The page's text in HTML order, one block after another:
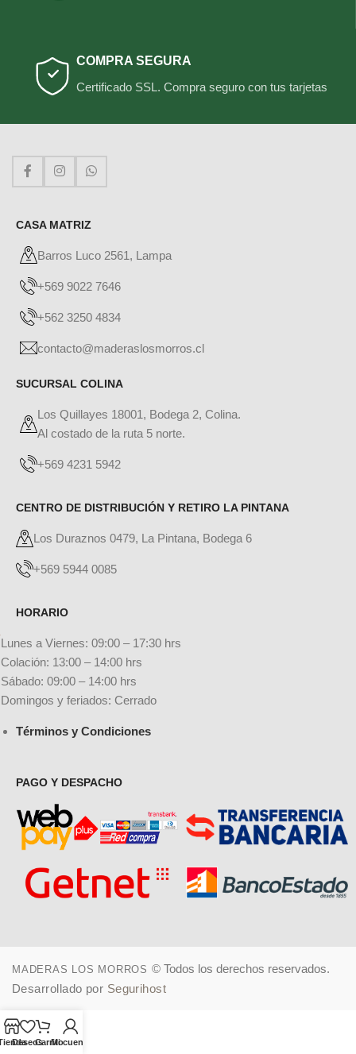
COMPRA SEGURA
Certificado SSL. Compra seguro con tus tarjetas
CASA MATRIZ
Barros Luco 2561, Lampa
+569 9022 7646
+562 3250 4834
contacto@maderaslosmorros.cl
SUCURSAL COLINA
Los Quillayes 18001, Bodega 2, Colina.
Al costado de la ruta 5 norte.
+569 4231 5942
CENTRO DE DISTRIBUCIÓN Y RETIRO LA PINTANA
Los Duraznos 0479, La Pintana, Bodega 6
+569 5944 0085
HORARIO
Lunes a Viernes: 09:00 – 17:30 hrs
Colación: 13:00 – 14:00 hrs
Sábado: 09:00 – 14:00 hrs
Domingos y feriados: Cerrado
Términos y Condiciones
PAGO Y DESPACHO
MADERAS LOS MORROS © Todos los derechos reservados.
Desarrollado por Segurihost
DeseosCarritoMi cuenta